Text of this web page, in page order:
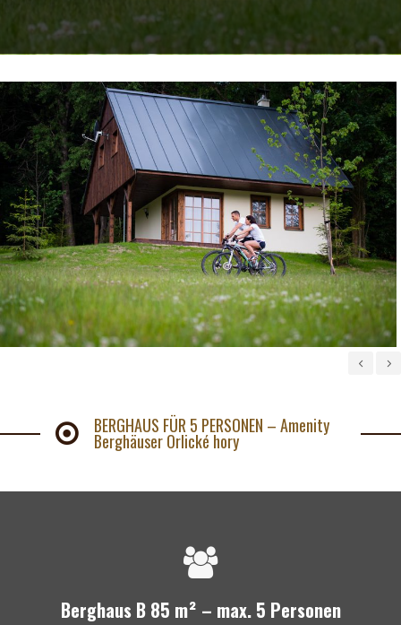
BERGHAUS FÜR 5 PERSONEN – Amenity
Berghäuser Orlické hory
Berghaus B 85 m² – max. 5 Personen